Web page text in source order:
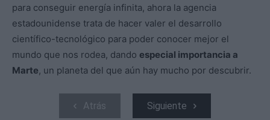
para conseguir energía infinita, ahora la agencia
estadounidense trata de hacer valer el desarrollo
científico-tecnológico para poder conocer mejor el
mundo que nos rodea, dando especial importancia a
Marte, un planeta del que aún hay mucho por descubrir.
Atrás Siguiente